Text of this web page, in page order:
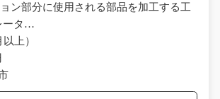
ン部分に使用される部品を加工する工
ータ…
上）